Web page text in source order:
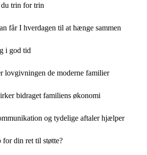
trin for trin
får I hverdagen til at hænge sammen
i god tid
lovgivningen de moderne familier
bidraget familiens økonomi
og tydelige aftaler hjælper
for din ret til støtte?